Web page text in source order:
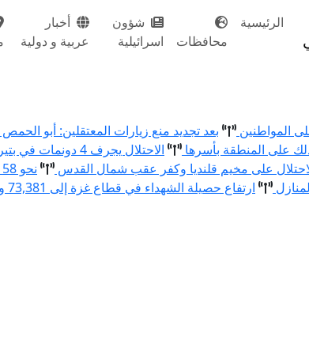
الرئيسية
محافظات
شؤون
اسرائيلية
أخبار
عربية و دولية
المواطنين بعد تجديد منع زيارات المعتقلين: أبو
على المنطقة بأسرها
الاحتلال يجرف 4 دونمات في بتير غرب بيت لحم ويقتلع 80 شتلة زيتون ولوزيات
نحو 58 ألف إصابة بجدري الماء في قطاع غزة منذ بداية العام
ارتفاع حصيلة الشهداء في قطاع غزة إلى 73,381 والإصابات إلى 174,231 منذ بدء العدوان